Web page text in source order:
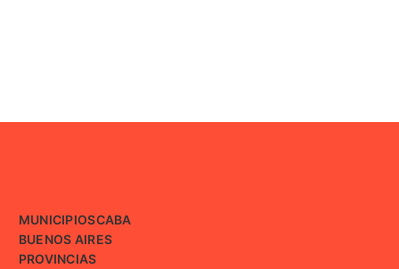
MUNICIPIOSCABA
BUENOS AIRES
PROVINCIAS